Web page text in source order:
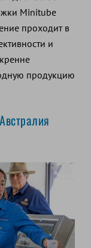
Minitube
проходит в
и
продукцию
Австралия